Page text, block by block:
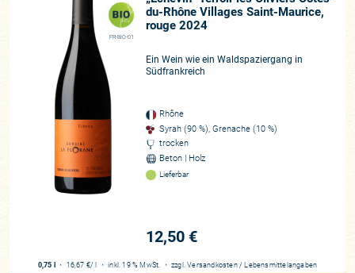
FR-BIO-01
du-Rhône Villages Saint-Maurice,
rouge 2024
Ein Wein wie ein Waldspaziergang in
Südfrankreich
Rhône
Syrah (90 %), Grenache (10 %)
trocken
Beton | Holz
Lieferbar
12,50 €
0,75 l ・ 16,67 €/ l ・inkl. 19 % MwSt. ・ zzgl.Versandkosten / Lebensmittelangaben